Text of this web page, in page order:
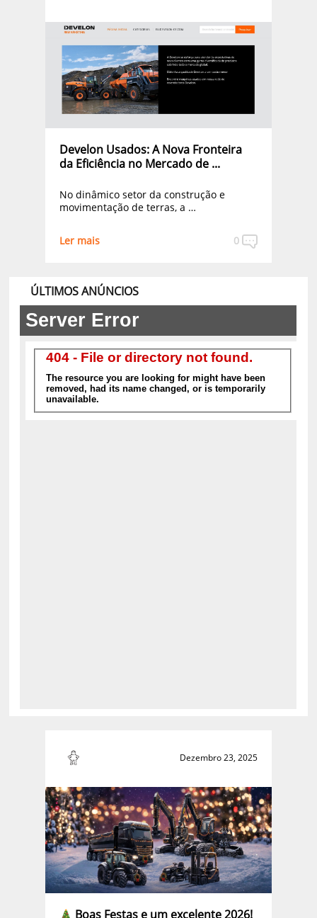
Develon Usados: A Nova Fronteira
da Eficiência no Mercado de ...
No dinâmico setor da construção e
movimentação de terras, a …
0
Ler mais
ÚLTIMOS ANÚNCIOS
Dezembro 23, 2025
Boas Festas e um excelente 2026!